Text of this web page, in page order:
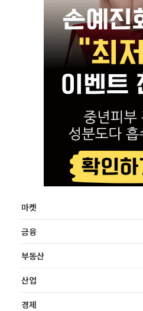
마켓
금융
부동산
산업
경제